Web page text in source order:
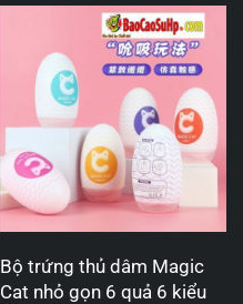
Bộ trứng thủ dâm Magic
Cat nhỏ gọn 6 quả 6 kiểu